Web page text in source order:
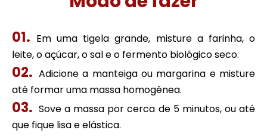
Em uma tigela grande, misture a farinha, o
leite, o açúcar, o sal e o fermento biológico seco.
Adicione a manteiga ou margarina e misture
até formar uma massa homogênea.
Sove a massa por cerca de 5 minutos, ou até
que fique lisa e elástica.